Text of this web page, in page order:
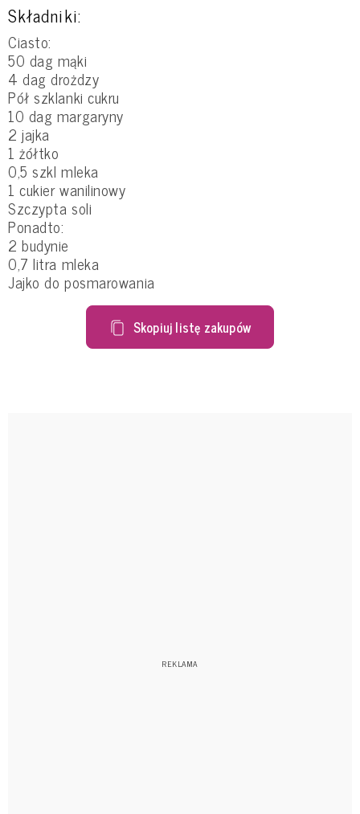
Składniki:
Ciasto:
50 dag mąki
4 dag drożdzy
Pół szklanki cukru
10 dag margaryny
2 jajka
1 żółtko
0,5 szkl mleka
1 cukier wanilinowy
Szczypta soli
Ponadto:
2 budynie
0,7 litra mleka
Jajko do posmarowania
Skopiuj listę zakupów